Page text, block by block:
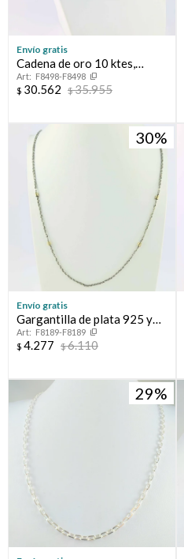
Envío gratis
Cadena de oro 10 ktes,
FORCET.
F8498-F8498
$ 30.562 $35.955
30
Envío gratis
Gargantilla de plata 925 y
double en oro 18 ktes.
F8189-F8189
$ 4.277 $6.110
29